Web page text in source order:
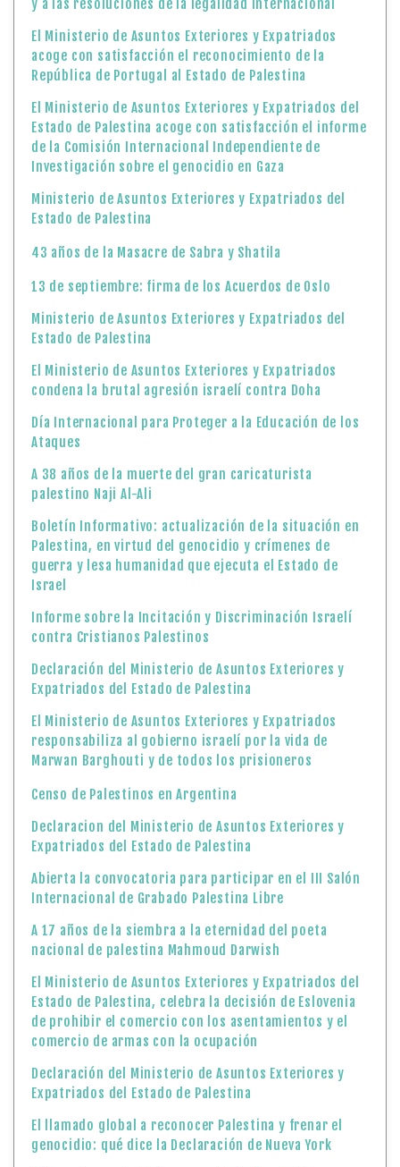
y a las resoluciones de la legalidad internacional
El Ministerio de Asuntos Exteriores y Expatriados
acoge con satisfacción el reconocimiento de la
República de Portugal al Estado de Palestina
El Ministerio de Asuntos Exteriores y Expatriados del
Estado de Palestina acoge con satisfacción el informe
de la Comisión Internacional Independiente de
Investigación sobre el genocidio en Gaza
Ministerio de Asuntos Exteriores y Expatriados del
Estado de Palestina
43 años de la Masacre de Sabra y Shatila
13 de septiembre: firma de los Acuerdos de Oslo
Ministerio de Asuntos Exteriores y Expatriados del
Estado de Palestina
El Ministerio de Asuntos Exteriores y Expatriados
condena la brutal agresión israelí contra Doha
Día Internacional para Proteger a la Educación de los
Ataques
A 38 años de la muerte del gran caricaturista
palestino Naji Al-Ali
Boletín Informativo: actualización de la situación en
Palestina, en virtud del genocidio y crímenes de
guerra y lesa humanidad que ejecuta el Estado de
Israel
Informe sobre la Incitación y Discriminación Israelí
contra Cristianos Palestinos
Declaración del Ministerio de Asuntos Exteriores y
Expatriados del Estado de Palestina
El Ministerio de Asuntos Exteriores y Expatriados
responsabiliza al gobierno israelí por la vida de
Marwan Barghouti y de todos los prisioneros
Censo de Palestinos en Argentina
Declaracion del Ministerio de Asuntos Exteriores y
Expatriados del Estado de Palestina
Abierta la convocatoria para participar en el III Salón
Internacional de Grabado Palestina Libre
A 17 años de la siembra a la eternidad del poeta
nacional de palestina Mahmoud Darwish
El Ministerio de Asuntos Exteriores y Expatriados del
Estado de Palestina, celebra la decisión de Eslovenia
de prohibir el comercio con los asentamientos y el
comercio de armas con la ocupación
Declaración del Ministerio de Asuntos Exteriores y
Expatriados del Estado de Palestina
El llamado global a reconocer Palestina y frenar el
genocidio: qué dice la Declaración de Nueva York